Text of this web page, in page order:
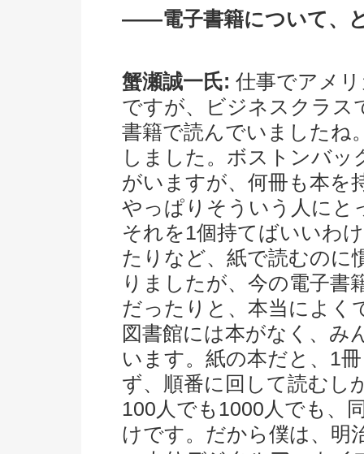
――電子書籍について、
蟹瀬誠一氏: 仕事でアメ
ですが、ビジネスクラス
書籍で読んでいましたね
しました。ボストンバッ
がいますが、何冊も本を
やっぱりそういう人にと
それを1個持てばいいわ
たりなど、紙で読むのに
りましたが、今の電子書
だったりと、本当によく
図書館には本がなく、み
います。紙の本だと、1
ず、順番に回して読むし
100人でも1000人でも、
けです。だから僕は、明